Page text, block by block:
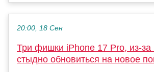
20:00, 18 Сен
Три фишки iPhone 17 Pro, из-за
стыдно обновиться на новое